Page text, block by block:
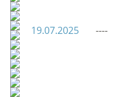
19.07.2025 ----